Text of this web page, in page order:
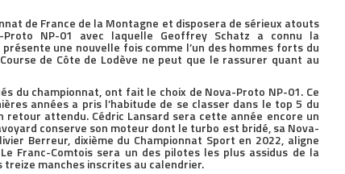
de France de la Montagne et disposera de sérieux atouts
NP-01 avec laquelle Geoffrey Schatz a connu la
une nouvelle fois comme l’un des hommes forts du
de Côte de Lodève ne peut que le rassurer quant au
du championnat, ont fait le choix de Nova-Proto NP-01. Ce
années a pris l’habitude de se classer dans le top 5 du
retour attendu. Cédric Lansard sera cette année encore un
conserve son moteur dont le turbo est bridé, sa Nova-
Berreur, dixième du Championnat Sport en 2022, aligne
Franc-Comtois sera un des pilotes les plus assidus de la
treize manches inscrites au calendrier.